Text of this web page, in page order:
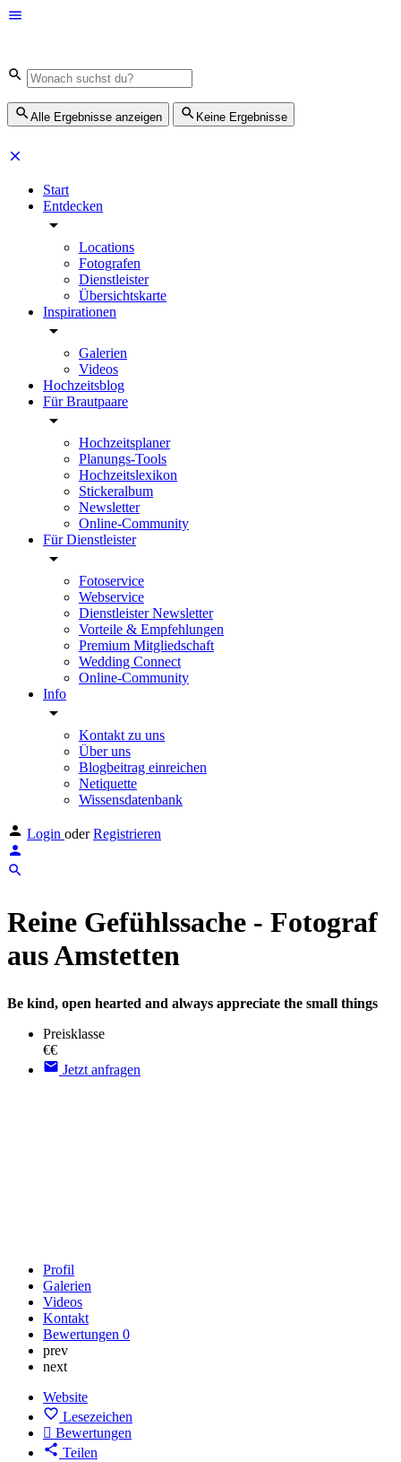
Alle Ergebnisse anzeigen Keine Ergebnisse
Start
Entdecken
Locations
Fotografen
Dienstleister
Übersichtskarte
Inspirationen
Galerien
Videos
Hochzeitsblog
Für Brautpaare
Hochzeitsplaner
Planungs-Tools
Hochzeitslexikon
Stickeralbum
Newsletter
Online-Community
Für Dienstleister
Fotoservice
Webservice
Dienstleister Newsletter
Vorteile & Empfehlungen
Premium Mitgliedschaft
Wedding Connect
Online-Community
Info
Kontakt zu uns
Über uns
Blogbeitrag einreichen
Netiquette
Wissensdatenbank
Login oder Registrieren
Reine Gefühlssache - Fotograf
aus Amstetten
Be kind, open hearted and always appreciate the small things
Preisklasse
€€
Jetzt anfragen
Profil
Galerien
Videos
Kontakt
Bewertungen 0
prev
next
Website
Lesezeichen
Bewertungen
Teilen